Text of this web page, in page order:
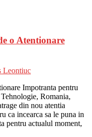
o Atentionare
Leontiuc
Impotranta pentru
Romania,
din nou atentia
ca incearca sa le puna in
pentru actualul moment,